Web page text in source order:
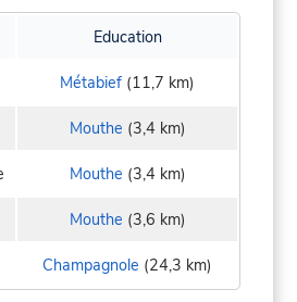
Education
Métabief (11,7 km)
Mouthe (3,4 km)
Mouthe (3,4 km)
Mouthe (3,6 km)
Champagnole (24,3 km)